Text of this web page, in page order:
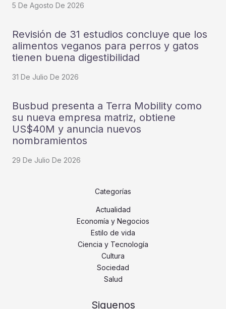
5 De Agosto De 2026
Revisión de 31 estudios concluye que los
alimentos veganos para perros y gatos
tienen buena digestibilidad
31 De Julio De 2026
Busbud presenta a Terra Mobility como
su nueva empresa matriz, obtiene
US$40M y anuncia nuevos
nombramientos
29 De Julio De 2026
Categorías
Actualidad
Economía y Negocios
Estilo de vida
Ciencia y Tecnología
Cultura
Sociedad
Salud
Siguenos